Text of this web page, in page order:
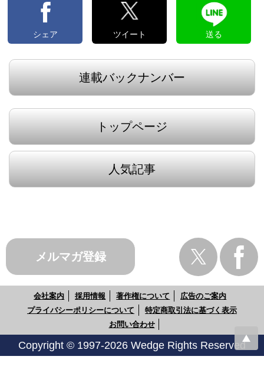
シェア ツイート 送る
連載バックナンバー
トップページ
人気記事
メルマガ登録
会社案内 採用情報 著作権について
広告のご案内
プライバシーポリシーについて
特定商取引法に基づく表示
お問い合わせ
Copyright © 1997-2026 Wedge Rights Reserved